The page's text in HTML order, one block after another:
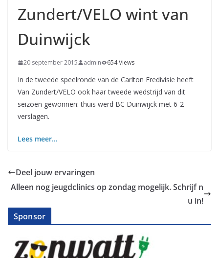
Zundert/VELO wint van
Duinwijck
20 september 2015 admin 654 Views
In de tweede speelronde van de Carlton Eredivisie heeft
Van Zundert/VELO ook haar tweede wedstrijd van dit
seizoen gewonnen: thuis werd BC Duinwijck met 6-2
verslagen.
Lees meer…
Deel jouw ervaringen
Alleen nog jeugdclinics op zondag mogelijk. Schrijf n
u in!
Sponsor